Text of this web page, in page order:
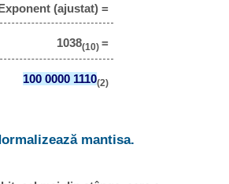
(ajustat) =
1038(10) =
100 0000 1110(2)
mantisa.